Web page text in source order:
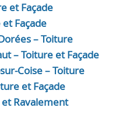
et Façade
Façade
– Toiture
– Toiture et Façade
Coise – Toiture
et Façade
Ravalement